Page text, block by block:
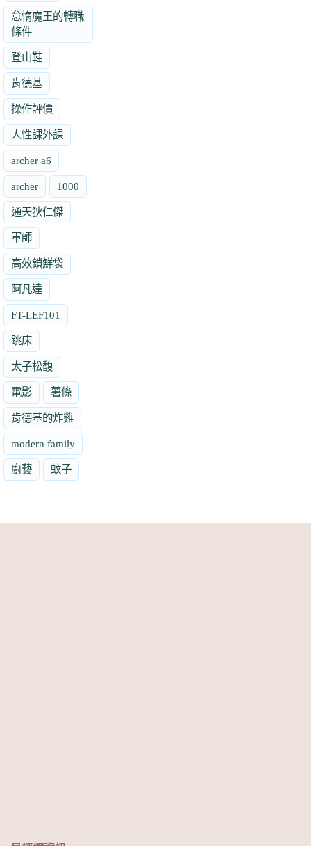
怠惰魔王的轉職
條件
登山鞋
肯德基
操作評價
人性課外課
archer a6
archer 1000
通天狄仁傑
軍師
高效鎖鮮袋
阿凡達
FT-LEF101
跳床
太子松馥
電影 薯條
肯德基的炸雞
modern family
廚藝 蚊子